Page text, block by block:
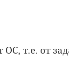
ОС, т.е. от